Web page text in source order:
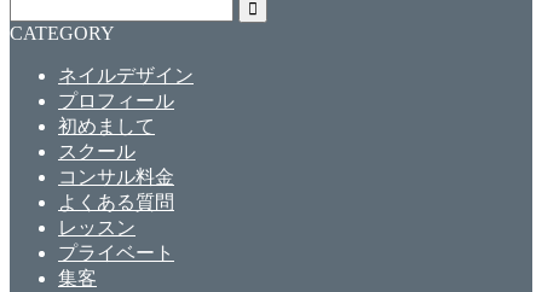
CATEGORY
ネイルデザイン
プロフィール
初めまして
スクール
コンサル料金
よくある質問
レッスン
プライベート
集客